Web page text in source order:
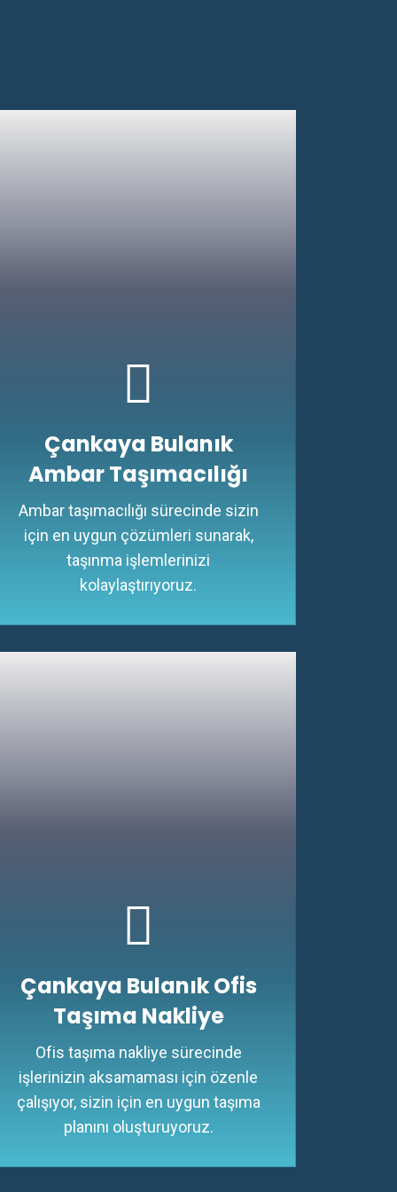
Çankaya Bulanık
Ambar Taşımacılığı
Ambar taşımacılığı sürecinde sizin
için en uygun çözümleri sunarak,
taşınma işlemlerinizi
kolaylaştırıyoruz.
Çankaya Bulanık Ofis
Taşıma Nakliye
Ofis taşıma nakliye sürecinde
işlerinizin aksamaması için özenle
çalışıyor, sizin için en uygun taşıma
planını oluşturuyoruz.